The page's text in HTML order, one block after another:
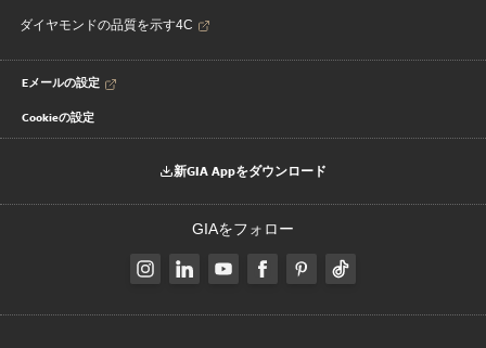
ダイヤモンドの品質を示す4C
Eメールの設定
Cookieの設定
新GIA Appをダウンロード
GIAをフォロー